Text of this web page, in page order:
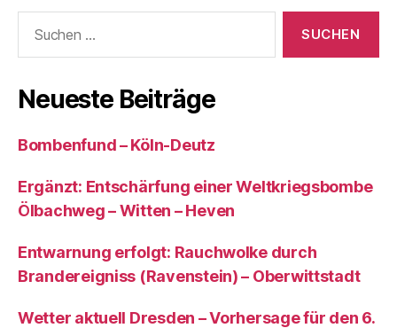
nach:
Neueste Beiträge
Bombenfund – Köln-Deutz
Ergänzt: Entschärfung einer Weltkriegsbombe
Ölbachweg – Witten – Heven
Entwarnung erfolgt: Rauchwolke durch
Brandereigniss (Ravenstein) – Oberwittstadt
Wetter aktuell Dresden – Vorhersage für den 6.